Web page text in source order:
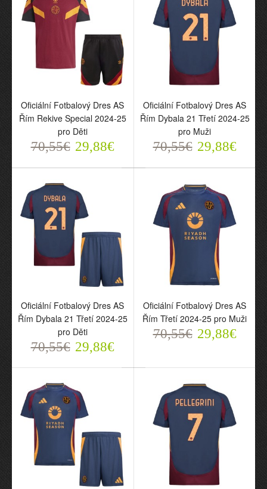
Oficiální Fotbalový Dres
AS Řím Dovbyk 11
Domácí 2025-26 pro
Muži
70,55€
Oficiální Fotbalový Dres
AS Řím Rekive Special
2024-25 pro Muži
70,55€ 29,88€
2024-25 pro Děti
70,55€ 29,88€
Oficiální Fotbalový Dres AS
Řím Rekive Special 2024-25
pro Děti
70,55€ 29,88€
Oficiální Fotbalový Dres AS
Řím Dybala 21 Třetí 2024-25
pro Muži
70,55€ 29,88€
Oficiální Fotbalový Dres AS
Řím Dybala 21 Třetí 2024-25
pro Děti
70,55€ 29,88€
Oficiální Fotbalový Dres AS
Řím Třetí 2024-25 pro Muži
70,55€ 29,88€